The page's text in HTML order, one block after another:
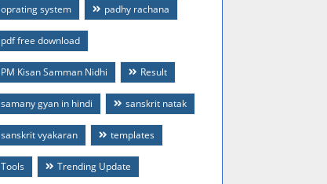
oprating system padhy rachana
pdf free download
PM Kisan Samman Nidhi Result
samany gyan in hindi sanskrit natak
sanskrit vyakaran templates
Tools Trending Update